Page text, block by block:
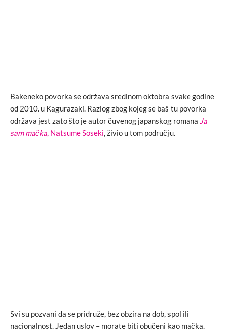
Bakeneko povorka se održava sredinom oktobra svake godine
od 2010. u Kagurazaki. Razlog zbog kojeg se baš tu povorka
održava jest zato što je autor čuvenog japanskog romana Ja
sam mačka, Natsume Soseki, živio u tom području.
Svi su pozvani da se pridruže, bez obzira na dob, spol ili
nacionalnost. Jedan uslov – morate biti obučeni kao mačka.